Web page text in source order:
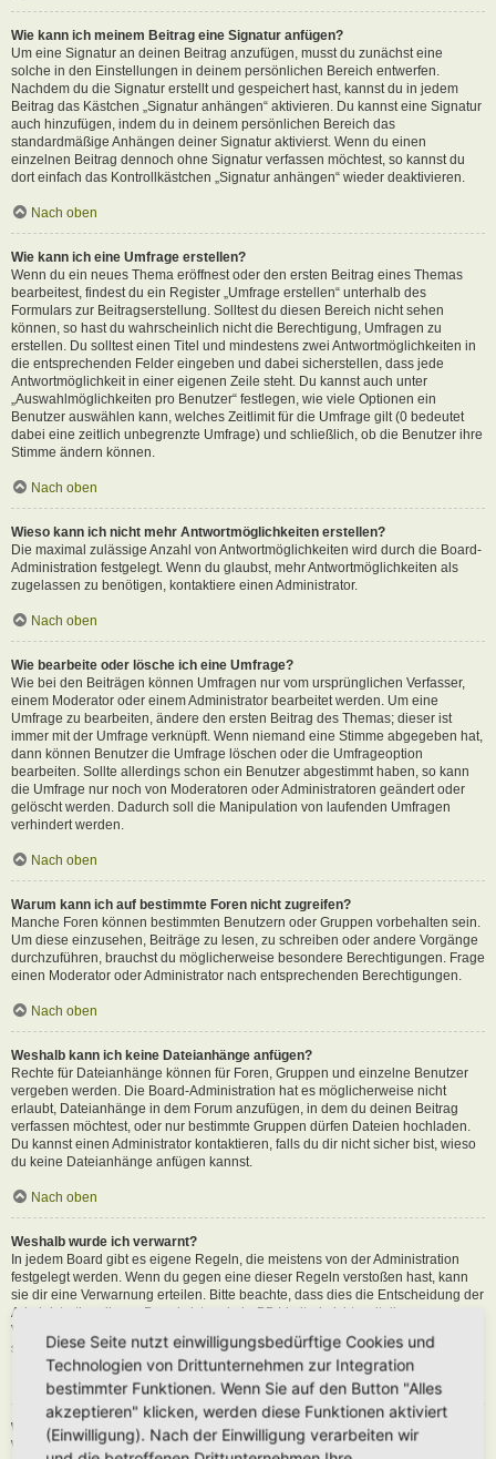
Wie kann ich meinem Beitrag eine Signatur anfügen?
Um eine Signatur an deinen Beitrag anzufügen, musst du zunächst eine
solche in den Einstellungen in deinem persönlichen Bereich entwerfen.
Nachdem du die Signatur erstellt und gespeichert hast, kannst du in jedem
Beitrag das Kästchen „Signatur anhängen“ aktivieren. Du kannst eine Signatur
auch hinzufügen, indem du in deinem persönlichen Bereich das
standardmäßige Anhängen deiner Signatur aktivierst. Wenn du einen
einzelnen Beitrag dennoch ohne Signatur verfassen möchtest, so kannst du
dort einfach das Kontrollkästchen „Signatur anhängen“ wieder deaktivieren.
Nach oben
Wie kann ich eine Umfrage erstellen?
Wenn du ein neues Thema eröffnest oder den ersten Beitrag eines Themas
bearbeitest, findest du ein Register „Umfrage erstellen“ unterhalb des
Formulars zur Beitragserstellung. Solltest du diesen Bereich nicht sehen
können, so hast du wahrscheinlich nicht die Berechtigung, Umfragen zu
erstellen. Du solltest einen Titel und mindestens zwei Antwortmöglichkeiten in
die entsprechenden Felder eingeben und dabei sicherstellen, dass jede
Antwortmöglichkeit in einer eigenen Zeile steht. Du kannst auch unter
„Auswahlmöglichkeiten pro Benutzer“ festlegen, wie viele Optionen ein
Benutzer auswählen kann, welches Zeitlimit für die Umfrage gilt (0 bedeutet
dabei eine zeitlich unbegrenzte Umfrage) und schließlich, ob die Benutzer ihre
Stimme ändern können.
Nach oben
Wieso kann ich nicht mehr Antwortmöglichkeiten erstellen?
Die maximal zulässige Anzahl von Antwortmöglichkeiten wird durch die Board-
Administration festgelegt. Wenn du glaubst, mehr Antwortmöglichkeiten als
zugelassen zu benötigen, kontaktiere einen Administrator.
Nach oben
Wie bearbeite oder lösche ich eine Umfrage?
Wie bei den Beiträgen können Umfragen nur vom ursprünglichen Verfasser,
einem Moderator oder einem Administrator bearbeitet werden. Um eine
Umfrage zu bearbeiten, ändere den ersten Beitrag des Themas; dieser ist
immer mit der Umfrage verknüpft. Wenn niemand eine Stimme abgegeben hat,
dann können Benutzer die Umfrage löschen oder die Umfrageoption
bearbeiten. Sollte allerdings schon ein Benutzer abgestimmt haben, so kann
die Umfrage nur noch von Moderatoren oder Administratoren geändert oder
gelöscht werden. Dadurch soll die Manipulation von laufenden Umfragen
verhindert werden.
Nach oben
Warum kann ich auf bestimmte Foren nicht zugreifen?
Manche Foren können bestimmten Benutzern oder Gruppen vorbehalten sein.
Um diese einzusehen, Beiträge zu lesen, zu schreiben oder andere Vorgänge
durchzuführen, brauchst du möglicherweise besondere Berechtigungen. Frage
einen Moderator oder Administrator nach entsprechenden Berechtigungen.
Nach oben
Weshalb kann ich keine Dateianhänge anfügen?
Rechte für Dateianhänge können für Foren, Gruppen und einzelne Benutzer
vergeben werden. Die Board-Administration hat es möglicherweise nicht
erlaubt, Dateianhänge in dem Forum anzufügen, in dem du deinen Beitrag
verfassen möchtest, oder nur bestimmte Gruppen dürfen Dateien hochladen.
Du kannst einen Administrator kontaktieren, falls du dir nicht sicher bist, wieso
du keine Dateianhänge anfügen kannst.
Nach oben
Weshalb wurde ich verwarnt?
In jedem Board gibt es eigene Regeln, die meistens von der Administration
festgelegt werden. Wenn du gegen eine dieser Regeln verstoßen hast, kann
sie dir eine Verwarnung erteilen. Bitte beachte, dass dies die Entscheidung der
Administration dieses Boards ist und phpBB Limited nichts mit dieser
Verwarnung zu tun hat. Kontaktiere einen Administrator, sofern du die nicht
sicher bist, wieso du verwarnt wurdest.
Nach oben
Wie kann ich Beiträge den Moderatoren melden?
Wenn ein Administrator die entsprechenden Berechtigungen vergeben hat,
Diese Seite nutzt einwilligungsbedürftige Cookies und
Technologien von Drittunternehmen zur Integration
bestimmter Funktionen. Wenn Sie auf den Button "Alles
akzeptieren" klicken, werden diese Funktionen aktiviert
(Einwilligung). Nach der Einwilligung verarbeiten wir